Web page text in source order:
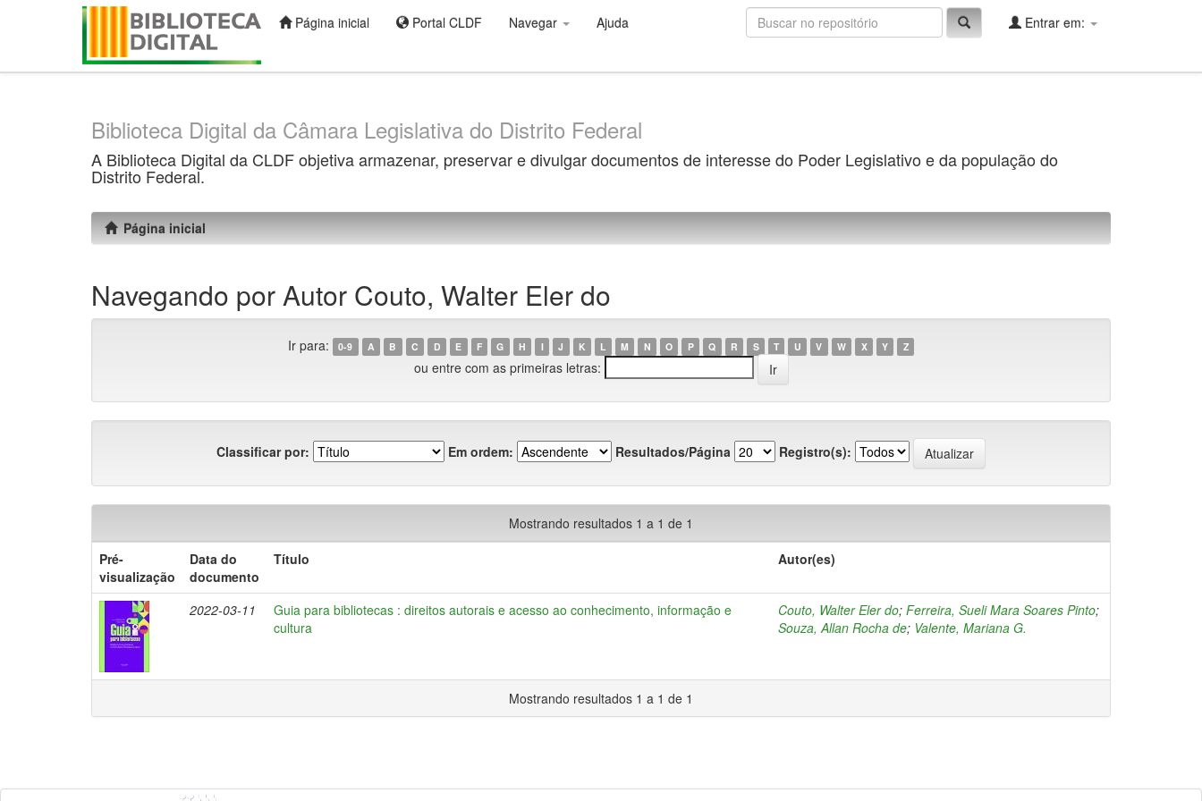
Página inicial Portal CLDF Navegar Ajuda Entrar em:
Biblioteca Digital da Câmara Legislativa do Distrito Federal
A Biblioteca Digital da CLDF objetiva armazenar, preservar e divulgar documentos de interesse do Poder Legislativo e da população do
Distrito Federal.
Página inicial
Navegando por Autor Couto, Walter Eler do
Ir para: 0-9 A B C D E F G H I J K L M N O P Q R S T U V W X Y Z
ou entre com as primeiras letras:
Classificar por: Em ordem: Resultados/Página Registro(s):
Mostrando resultados 1 a 1 de 1
Pré-
visualização
Data do
documento
Título Autor(es)
2022-03-11
Guia para bibliotecas : direitos autorais e acesso ao conhecimento, informação e
cultura
Couto, Walter Eler do; Ferreira, Sueli Mara Soares Pinto;
Souza, Allan Rocha de; Valente, Mariana G.
Mostrando resultados 1 a 1 de 1